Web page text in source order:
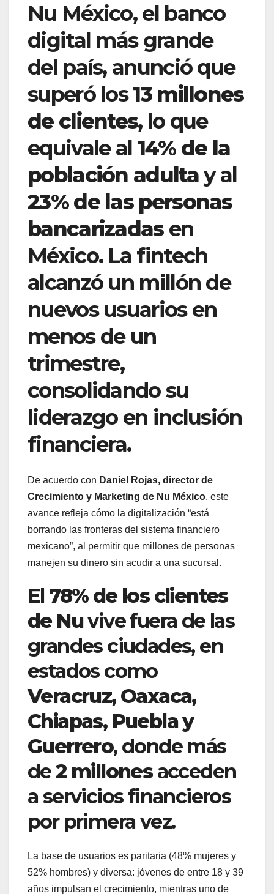
Nu México, el banco
digital más grande
del país, anunció que
superó los13 millones
de clientes, lo que
equivale al 14% de la
población adultay al
23% de las personas
bancarizadasen
México. La fintech
alcanzó un millón de
nuevos usuarios en
menos de un
trimestre,
consolidando su
liderazgo en inclusión
financiera.
De acuerdo con Daniel Rojas, director de
Crecimiento y Marketing de Nu México, este
avance refleja cómo la digitalización “está
borrando las fronteras del sistema financiero
mexicano”, al permitir que millones de personas
manejen su dinero sin acudir a una sucursal.
El 78% de los clientes
de Nuvive fuera de las
grandes ciudades, en
estados como
Veracruz, Oaxaca,
Chiapas, Puebla y
Guerrero, donde más
de2 millonesacceden
a servicios financieros
por primera vez.
La base de usuarios es paritaria (48% mujeres y
52% hombres) y diversa: jóvenes de entre 18 y 39
años impulsan el crecimiento, mientras uno de